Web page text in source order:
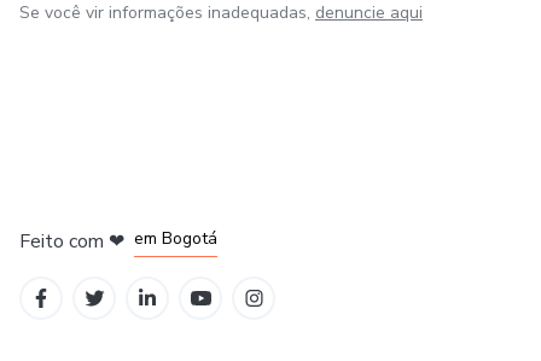
Se você vir informações inadequadas, denuncie aqui
Feito com ❤ em Bogotá